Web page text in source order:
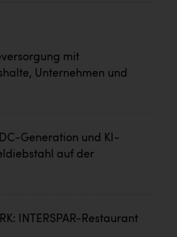
mit
Unternehmen und
Generation und KI-
auf der
INTERSPAR-Restaurant